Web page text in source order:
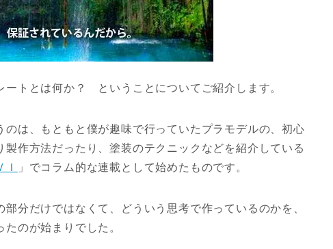
ートとは何か？ ということについてご紹介します。
のは、もともと僕が趣味で行っていたプラモデルの、初心
作方法だったり、塗装のテクニックなどを紹介している
」でコラム的な連載として始めたものです。
分だけではなくて、どういう思考で作っているのかを、
のが始まりでした。